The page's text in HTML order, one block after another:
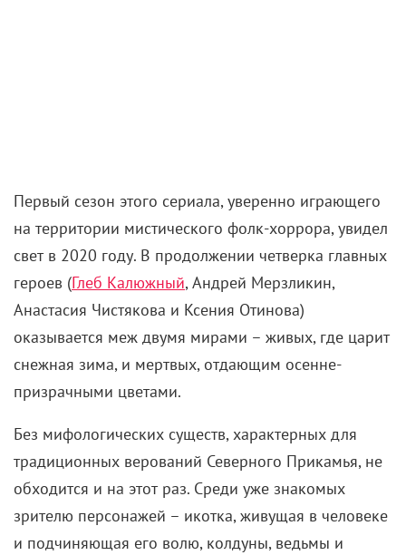
Первый сезон этого сериала, уверенно играющего
на территории мистического фолк-хоррора, увидел
свет в 2020 году. В продолжении четверка главных
героев (Глеб Калюжный, Андрей Мерзликин,
Анастасия Чистякова и Ксения Отинова)
оказывается меж двумя мирами – живых, где царит
снежная зима, и мертвых, отдающим осенне-
призрачными цветами.
Без мифологических существ, характерных для
традиционных верований Северного Прикамья, не
обходится и на этот раз. Среди уже знакомых
зрителю персонажей – икотка, живущая в человеке
и подчиняющая его волю, колдуны, ведьмы и